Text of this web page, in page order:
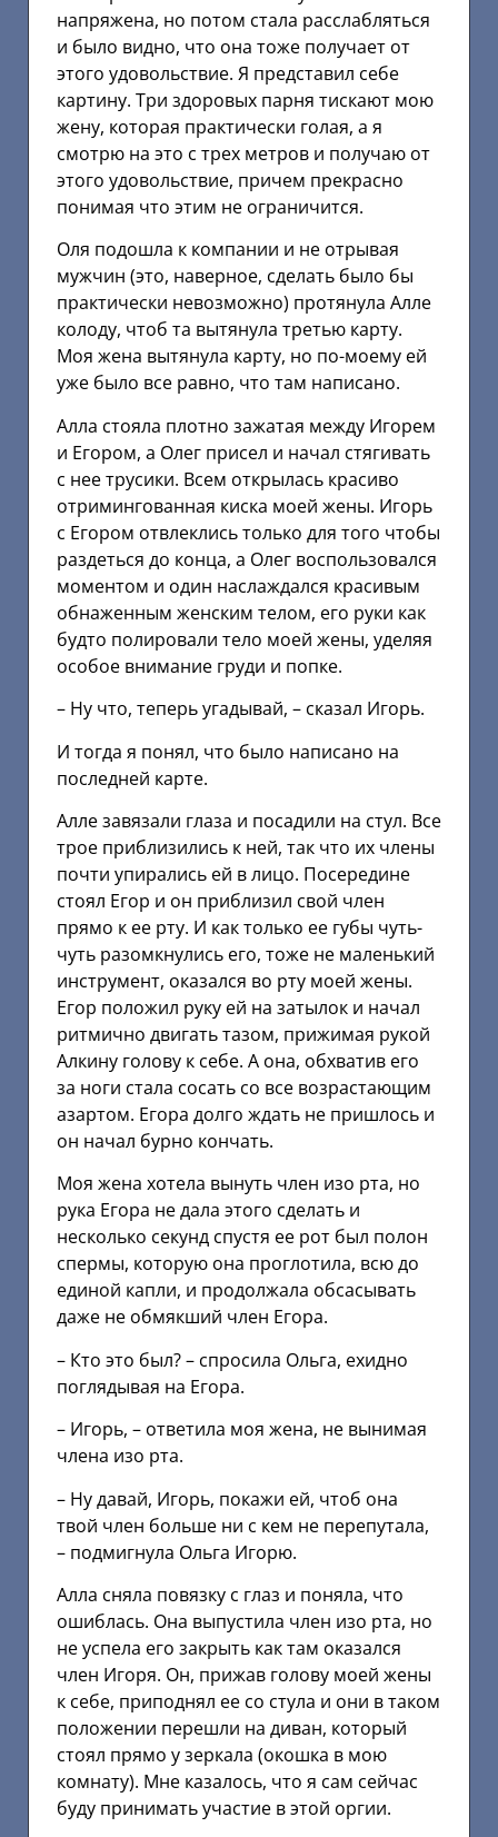
напряжена, но потом стала расслабляться
и было видно, что она тоже получает от
этого удовольствие. Я представил себе
картину. Три здоровых парня тискают мою
жену, которая практически голая, а я
смотрю на это с трех метров и получаю от
этого удовольствие, причем прекрасно
понимая что этим не ограничится.
Оля подошла к компании и не отрывая
мужчин (это, наверное, сделать было бы
практически невозможно) протянула Алле
колоду, чтоб та вытянула третью карту.
Моя жена вытянула карту, но по-моему ей
уже было все равно, что там написано.
Алла стояла плотно зажатая между Игорем
и Егором, а Олег присел и начал стягивать
с нее трусики. Всем открылась красиво
отримингованная киска моей жены. Игорь
с Егором отвлеклись только для того чтобы
раздеться до конца, а Олег воспользовался
моментом и один наслаждался красивым
обнаженным женским телом, его руки как
будто полировали тело моей жены, уделяя
особое внимание груди и попке.
– Ну что, теперь угадывай, – сказал Игорь.
И тогда я понял, что было написано на
последней карте.
Алле завязали глаза и посадили на стул. Все
трое приблизились к ней, так что их члены
почти упирались ей в лицо. Посередине
стоял Егор и он приблизил свой член
прямо к ее рту. И как только ее губы чуть-
чуть разомкнулись его, тоже не маленький
инструмент, оказался во рту моей жены.
Егор положил руку ей на затылок и начал
ритмично двигать тазом, прижимая рукой
Алкину голову к себе. А она, обхватив его
за ноги стала сосать со все возрастающим
азартом. Егора долго ждать не пришлось и
он начал бурно кончать.
Моя жена хотела вынуть член изо рта, но
рука Егора не дала этого сделать и
несколько секунд спустя ее рот был полон
спермы, которую она проглотила, всю до
единой капли, и продолжала обсасывать
даже не обмякший член Егора.
– Кто это был? – спросила Ольга, ехидно
поглядывая на Егора.
– Игорь, – ответила моя жена, не вынимая
члена изо рта.
– Ну давай, Игорь, покажи ей, чтоб она
твой член больше ни с кем не перепутала,
– подмигнула Ольга Игорю.
Алла сняла повязку с глаз и поняла, что
ошиблась. Она выпустила член изо рта, но
не успела его закрыть как там оказался
член Игоря. Он, прижав голову моей жены
к себе, приподнял ее со стула и они в таком
положении перешли на диван, который
стоял прямо у зеркала (окошка в мою
комнату). Мне казалось, что я сам сейчас
буду принимать участие в этой оргии.